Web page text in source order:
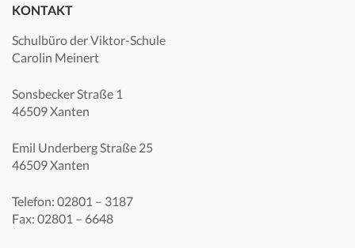
KONTAKT
Schulbüro der Viktor-Schule
Carolin Meinert
Sonsbecker Straße 1
46509 Xanten
Emil Underberg Straße 25
46509 Xanten
Telefon: 02801 – 3187
Fax: 02801 – 6648